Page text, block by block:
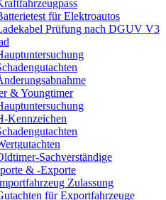
für Elektroautos
Prüfung nach DGUV V3
& Youngtimer
Kennzeichen
Sachverständige
& -Exporte
Zulassung
für Exportfahrzeuge